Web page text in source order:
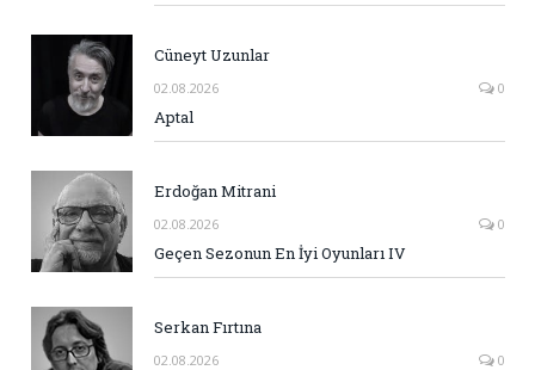
Cüneyt Uzunlar
02.08.2026 0
Aptal
Erdoğan Mitrani
02.08.2026 0
Geçen Sezonun En İyi Oyunları IV
Serkan Fırtına
02.08.2026 0